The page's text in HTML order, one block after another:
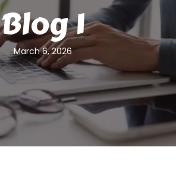
Blog 1
March 6, 2026